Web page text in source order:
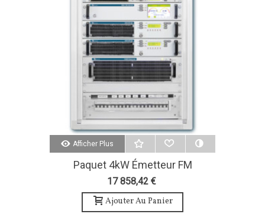
Afficher Plus
Paquet 4kW Émetteur FM
Accessoires Et Système
D'antenne À 4 Baies-Teko
Broadcast
17 858,42 €
Ajouter Au Panier